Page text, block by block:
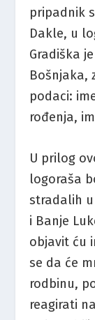
pripadnik
Dakle, u
Gradiška
Bošnjaka,
podaci:
rođenja,
U prilog
logoraša
stradalih u
i Banje
objavit ću
se da će
rodbinu,
reagirati